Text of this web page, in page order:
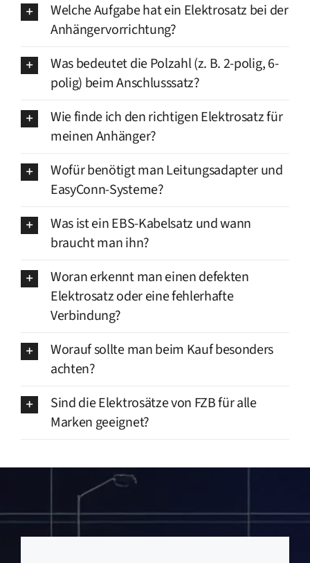
Welche Aufgabe hat ein Elektrosatz bei der
Anhängervorrichtung?
Was bedeutet die Polzahl (z. B. 2-polig, 6-
polig) beim Anschlusssatz?
Wie finde ich den richtigen Elektrosatz für
meinen Anhänger?
Wofür benötigt man Leitungsadapter und
EasyConn-Systeme?
Was ist ein EBS-Kabelsatz und wann
braucht man ihn?
Woran erkennt man einen defekten
Elektrosatz oder eine fehlerhafte
Verbindung?
Worauf sollte man beim Kauf besonders
achten?
Sind die Elektrosätze von FZB für alle
Marken geeignet?